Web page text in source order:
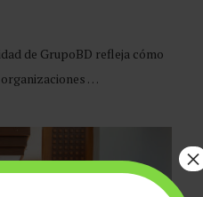
de GrupoBD refleja cómo
…
×